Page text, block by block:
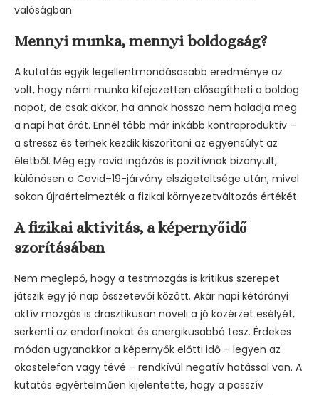
valóságban.
Mennyi munka, mennyi boldogság?
A kutatás egyik legellentmondásosabb eredménye az
volt, hogy némi munka kifejezetten elősegítheti a boldog
napot, de csak akkor, ha annak hossza nem haladja meg
a napi hat órát. Ennél több már inkább kontraproduktív –
a stressz és terhek kezdik kiszorítani az egyensúlyt az
életből. Még egy rövid ingázás is pozitívnak bizonyult,
különösen a Covid–19-járvány elszigeteltsége után, mivel
sokan újraértelmezték a fizikai környezetváltozás értékét.
A fizikai aktivitás, a képernyőidő
szorításában
Nem meglepő, hogy a testmozgás is kritikus szerepet
játszik egy jó nap összetevői között. Akár napi kétórányi
aktív mozgás is drasztikusan növeli a jó közérzet esélyét,
serkenti az endorfinokat és energikusabbá tesz. Érdekes
módon ugyanakkor a képernyők előtti idő – legyen az
okostelefon vagy tévé – rendkívül negatív hatással van. A
kutatás egyértelműen kijelentette, hogy a passzív